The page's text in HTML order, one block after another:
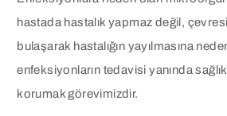
hastada hastalık yapmaz değil,
bulaşarak hastalığın yayılmasına
enfeksiyonların tedavisi yanında
korumak görevimizdir.